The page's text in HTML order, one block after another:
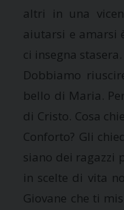
altri in una
aiutarsi e amarsi
ci insegna stasera.
Dobbiamo
bello di Maria.
di Cristo. Cosa
Conforto? Gli
siano dei ragazzi
in scelte di vita
Giovane che ti